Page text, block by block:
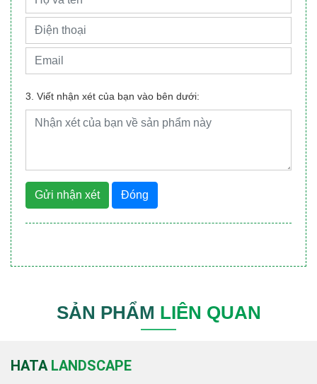
3. Viết nhận xét của bạn vào bên dưới:
Gửi nhận xét Đóng
SẢN PHẨM LIÊN QUAN
HATA LANDSCAPE